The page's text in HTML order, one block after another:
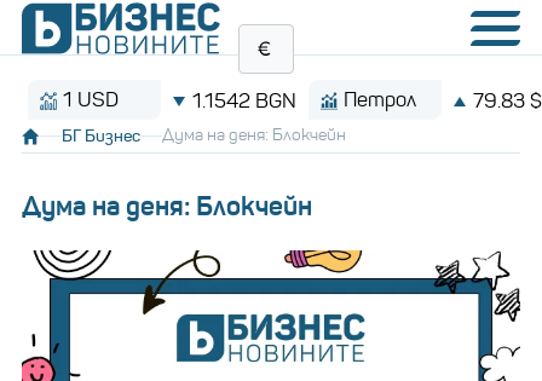
1 USD 1.1542 BGN Петрол 79.83 $/
БГ Бизнес Дума на деня: Блокчейн
Дума на деня: Блокчейн